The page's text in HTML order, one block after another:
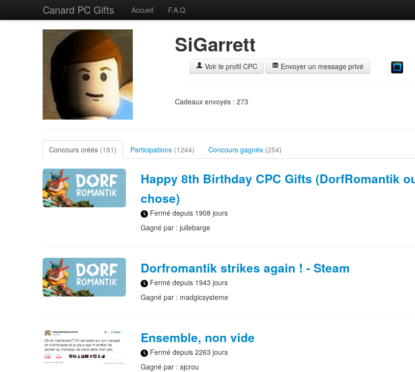
Canard PC Gifts Accueil F.A.Q.
SiGarrett
Voir le profil CPC Envoyer un message privé
Cadeaux envoyés : 273
Concours créés (181) Participations (1244) Concours gagnés (254)
Happy 8th Birthday CPC Gifts (DorfRomantik
chose)
Fermé depuis 1908 jours
Gagné par : jullebarge
Dorfromantik strikes again ! - Steam
Fermé depuis 1943 jours
Gagné par : madgicsysteme
Ensemble, non vide
Fermé depuis 2263 jours
Gagné par : ajcrou